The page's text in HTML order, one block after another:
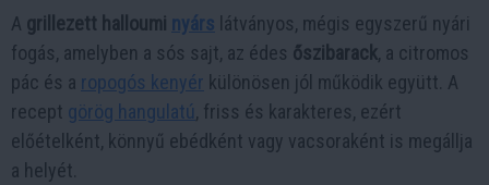
A grillezett halloumi nyárs látványos, mégis egyszerű nyári
fogás, amelyben a sós sajt, az édes őszibarack, a citromos
pác és a ropogós kenyér különösen jól működik együtt. A
recept görög hangulatú, friss és karakteres, ezért
előételként, könnyű ebédként vagy vacsoraként is megállja
a helyét.